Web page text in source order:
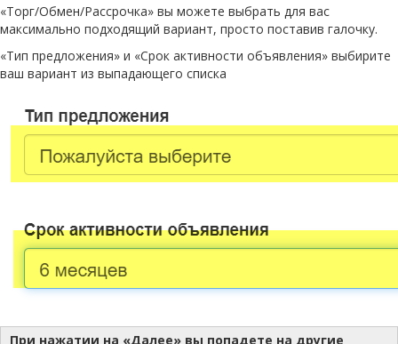
«Торг/Обмен/Рассрочка» вы можете выбрать для вас
максимально подходящий вариант, просто поставив галочку.
«Тип предложения» и «Срок активности объявления» выбирите
ваш вариант из выпадающего списка
При нажатии на «Далее» вы попадете на другие